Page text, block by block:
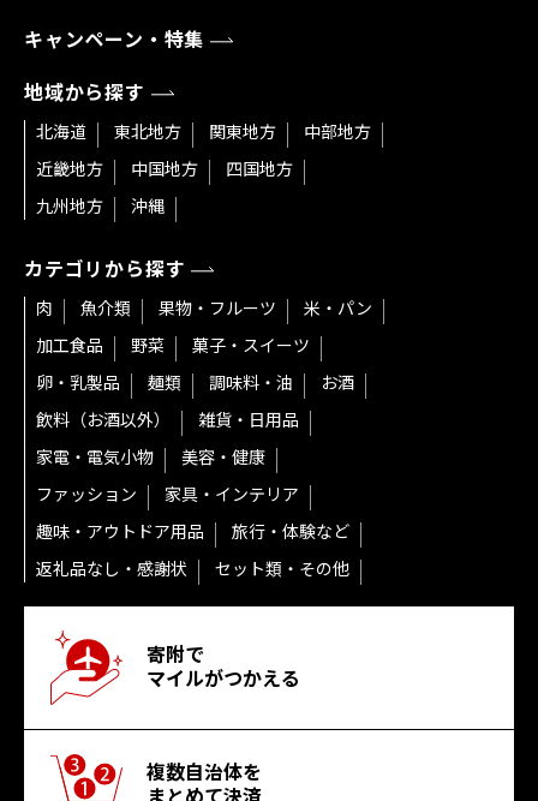
キャンペーン・特集
地域から探す
北海道 東北地方 関東地方
中部地方
近畿地方
中国地方
四国地方
九州地方
沖縄
カテゴリから探す
肉 魚介類 果物・フルーツ
米・パン
加工食品
野菜
菓子・スイーツ
卵・乳製品
麺類 調味料・油
お酒
飲料（お酒以外）
雑貨・日用品
家電・電気小物
美容・健康
ファッション
家具・インテリア
趣味・アウトドア用品
旅行・体験など
返礼品なし・感謝状
セット類・その他
寄附で
マイルがつかえる
複数自治体を